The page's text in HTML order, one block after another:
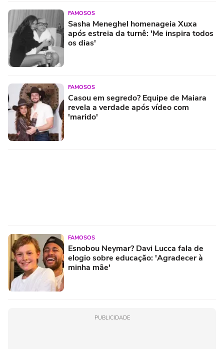
FAMOSOS
Sasha Meneghel homenageia Xuxa
após estreia da turnê: 'Me inspira todos
os dias'
FAMOSOS
Casou em segredo? Equipe de Maiara
revela a verdade após vídeo com
'marido'
FAMOSOS
Esnobou Neymar? Davi Lucca fala de
elogio sobre educação: 'Agradecer à
minha mãe'
PUBLICIDADE